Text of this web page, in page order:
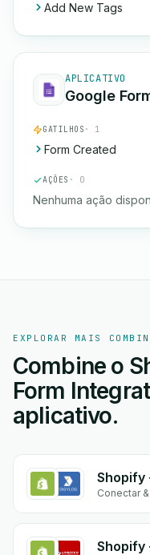
Add New Tags
APLICATIVO
Google
GATILHOS · 1
Form Created
AÇÕES · 0
Nenhuma ação
EXPLORAR MAIS
Combine o
Form
aplicativo.
Shopify
Conectar
Shopify